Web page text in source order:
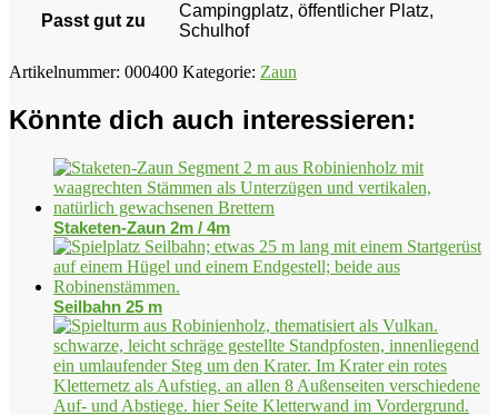
Passt gut zu
Campingplatz, öffentlicher Platz,
Schulhof
Artikelnummer: 000400 Kategorie: Zaun
Könnte dich auch interessieren:
Staketen-Zaun 2m / 4m
Seilbahn 25 m